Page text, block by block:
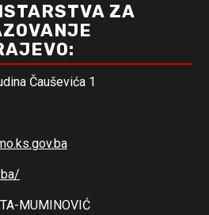
ZA
Čauševića 1
MUMINOVIĆ